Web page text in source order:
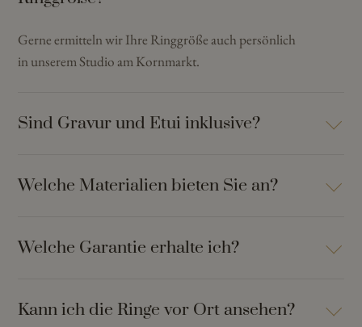
Gerne ermitteln wir Ihre Ringgröße auch persönlich
in unserem Studio am Kornmarkt.
Sind Gravur und Etui inklusive?
Welche Materialien bieten Sie an?
Welche Garantie erhalte ich?
Kann ich die Ringe vor Ort ansehen?